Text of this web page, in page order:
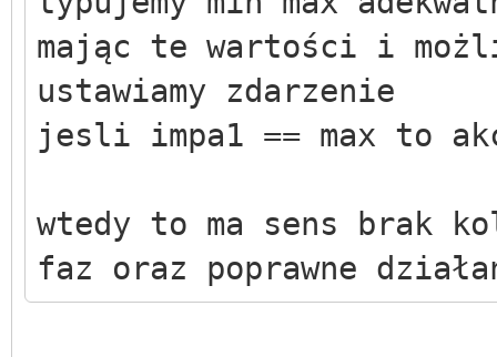
mając te wartości i
ustawiamy zdarzenie
jesli impa1 == max to
wtedy to ma sens brak
faz oraz poprawne